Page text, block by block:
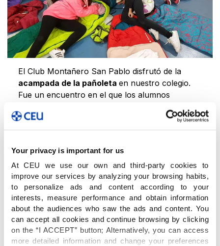
Your privacy is important for us
At CEU we use our own and third-party cookies to
improve our services by analyzing your browsing habits,
to personalize ads and content according to your
interests, measure performance and obtain information
about the audiences who saw the ads and content. You
can accept all cookies and continue browsing by clicking
on the “I ACCEPT” button; Alternatively, you can access
more detailed information and change your preferences
El Club Montañero San Pablo disfrutó de la
acampada de la pañoleta en nuestro colegio.
Fue un encuentro en el que los alumnos
siempre y también nuevos, en un espacio ideal
para relacionarse de la mejor manera:
Los grupos de Júniors y Pioneros, según su
etapa, recibieron, tras la Eucaristía, los colores
de una pañoleta que deberá acompañarles a lo
largo de toda su andadura en el Club. Cada color
representa uno de los valores del Club: unidad,
bondad, fortaleza y esperanza.